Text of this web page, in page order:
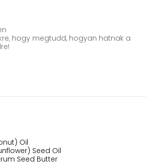
hogy megtudd, hogyan hatnak a
Oil
Seed Oil
Seed Butter